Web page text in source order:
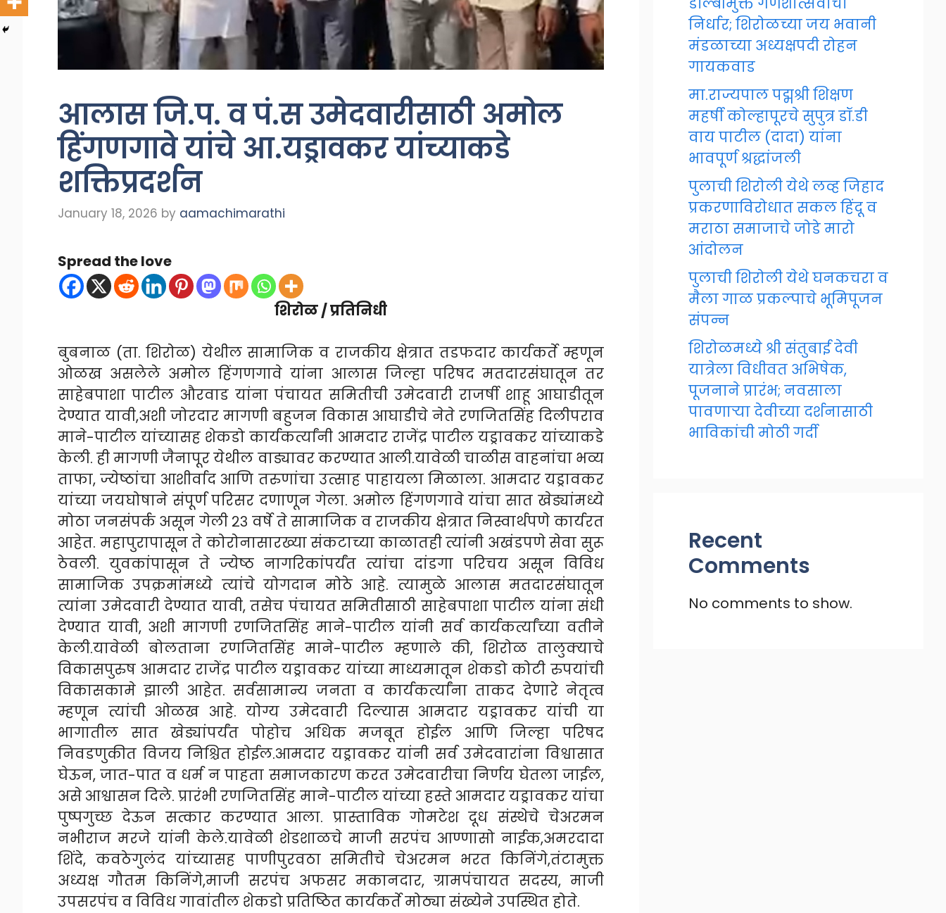
आलास जि.प. व पं.स उमेदवारीसाठी अमोल
हिंगणगावे यांचे आ.यड्रावकर यांच्याकडे
शक्तिप्रदर्शन
January 18, 2026 by aamachimarathi
Spread the love
शिरोळ / प्रतिनिधी
बुबनाळ (ता. शिरोळ) येथील सामाजिक व राजकीय क्षेत्रात तडफदार कार्यकर्ते म्हणून
ओळख असलेले अमोल हिंगणगावे यांना आलास जिल्हा परिषद मतदारसंघातून तर
साहेबपाशा पाटील औरवाड यांना पंचायत समितीची उमेदवारी राजर्षी शाहू आघाडीतून
देण्यात यावी,अशी जोरदार मागणी बहुजन विकास आघाडीचे नेते रणजितसिंह दिलीपराव
माने-पाटील यांच्यासह शेकडो कार्यकर्त्यांनी आमदार राजेंद्र पाटील यड्रावकर यांच्याकडे
केली. ही मागणी जैनापूर येथील वाड्यावर करण्यात आली.यावेळी चाळीस वाहनांचा भव्य
ताफा, ज्येष्ठांचा आशीर्वाद आणि तरुणांचा उत्साह पाहायला मिळाला. आमदार यड्रावकर
यांच्या जयघोषाने संपूर्ण परिसर दणाणून गेला. अमोल हिंगणगावे यांचा सात खेड्यांमध्ये
मोठा जनसंपर्क असून गेली २३ वर्षे ते सामाजिक व राजकीय क्षेत्रात निस्वार्थपणे कार्यरत
आहेत. महापुरापासून ते कोरोनासारख्या संकटाच्या काळातही त्यांनी अखंडपणे सेवा सुरू
ठेवली. युवकांपासून ते ज्येष्ठ नागरिकांपर्यंत त्यांचा दांडगा परिचय असून विविध
सामाजिक उपक्रमांमध्ये त्यांचे योगदान मोठे आहे. त्यामुळे आलास मतदारसंघातून
त्यांना उमेदवारी देण्यात यावी, तसेच पंचायत समितीसाठी साहेबपाशा पाटील यांना संधी
देण्यात यावी, अशी मागणी रणजितसिंह माने-पाटील यांनी सर्व कार्यकर्त्यांच्या वतीने
केली.यावेळी बोलताना रणजितसिंह माने-पाटील म्हणाले की, शिरोळ तालुक्याचे
विकासपुरुष आमदार राजेंद्र पाटील यड्रावकर यांच्या माध्यमातून शेकडो कोटी रुपयांची
विकासकामे झाली आहेत. सर्वसामान्य जनता व कार्यकर्त्यांना ताकद देणारे नेतृत्व
म्हणून त्यांची ओळख आहे. योग्य उमेदवारी दिल्यास आमदार यड्रावकर यांची या
भागातील सात खेड्यांपर्यंत पोहोच अधिक मजबूत होईल आणि जिल्हा परिषद
निवडणुकीत विजय निश्चित होईल.आमदार यड्रावकर यांनी सर्व उमेदवारांना विश्वासात
घेऊन, जात-पात व धर्म न पाहता समाजकारण करत उमेदवारीचा निर्णय घेतला जाईल,
असे आश्वासन दिले. प्रारंभी रणजितसिंह माने-पाटील यांच्या हस्ते आमदार यड्रावकर यांचा
पुष्पगुच्छ देऊन सत्कार करण्यात आला. प्रास्ताविक गोमटेश दूध संस्थेचे चेअरमन
नभीराज मरजे यांनी केले.यावेळी शेडशाळचे माजी सरपंच आण्णासो नाईक,अमरदादा
शिंदे, कवठेगुलंद यांच्यासह पाणीपुरवठा समितीचे चेअरमन भरत किनिंगे,तंटामुक्त
अध्यक्ष गौतम किनिंगे,माजी सरपंच अफसर मकानदार, ग्रामपंचायत सदस्य, माजी
उपसरपंच व विविध गावांतील शेकडो प्रतिष्ठित कार्यकर्ते मोठ्या संख्येने उपस्थित होते.
निर्धार; शिरोळच्या जय भवानी
मंडळाच्या अध्यक्षपदी रोहन
गायकवाड
मा.राज्यपाल पद्मश्री शिक्षण
महर्षी कोल्हापूरचे सुपुत्र डॉ.डी
वाय पाटील (दादा) यांना
भावपूर्ण श्रद्धांजली
पुलाची शिरोली येथे लव्ह जिहाद
प्रकरणाविरोधात सकल हिंदू व
मराठा समाजाचे जोडे मारो
आंदोलन
पुलाची शिरोली येथे घनकचरा व
मैला गाळ प्रकल्पाचे भूमिपूजन
संपन्न
शिरोळमध्ये श्री संतुबाई देवी
यात्रेला विधीवत अभिषेक,
पूजनाने प्रारंभ; नवसाला
पावणाऱ्या देवीच्या दर्शनासाठी
भाविकांची मोठी गर्दी
Recent
Comments
No comments to show.